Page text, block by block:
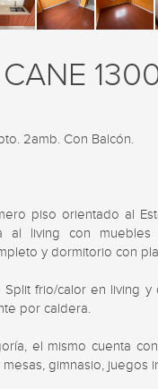
2amb. Con Balcón.
piso orientado al
al living con
y dormitorio con
frio/calor en living y
por caldera.
el mismo cuenta
gimnasio, juegos